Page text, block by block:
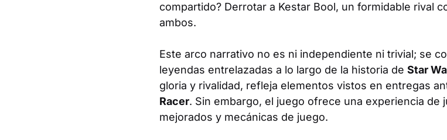
compartido? Derrotar a Kestar Bool, un formidable rival
ambos.
Este arco narrativo no es ni independiente ni trivial; se
leyendas entrelazadas a lo largo de la historia de Star
gloria y rivalidad, refleja elementos vistos en entregas
Racer. Sin embargo, el juego ofrece una experiencia de
mejorados y mecánicas de juego.